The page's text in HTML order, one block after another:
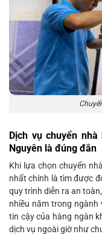
Dịch vụ chuyển
Nguyên là đúng đắn
Khi lựa chọn chuyển
nhất chính là tìm được
quy trình diễn ra an
nhiều năm trong ngành
tin cậy của hàng ngàn
dịch vụ ngoài giờ như